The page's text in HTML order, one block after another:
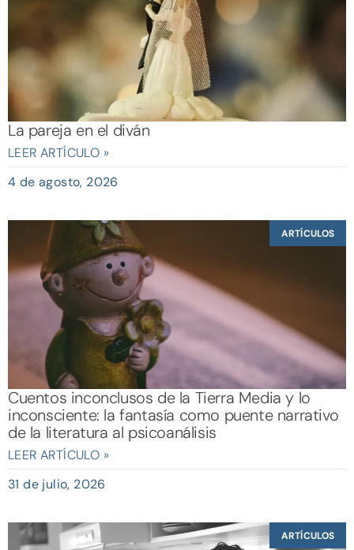
La pareja en el diván
LEER ARTÍCULO »
4 de agosto, 2026
ARTÍCULOS
Cuentos inconclusos de la Tierra Media y lo
inconsciente: la fantasía como puente narrativo
de la literatura al psicoanálisis
LEER ARTÍCULO »
31 de julio, 2026
ARTÍCULOS